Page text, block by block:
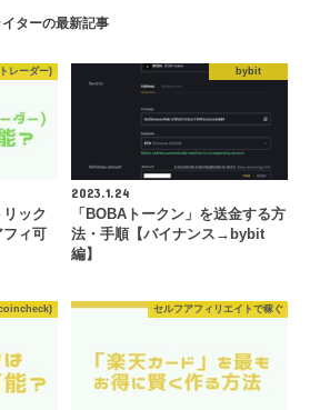
イターの最新記事
レーダー)
リック
ィ可
bybit
2023.1.24
「BOBAトークン」を送金する方
法・手順【バイナンス→bybit
編】
セルフアフィリエイトで稼ぐ